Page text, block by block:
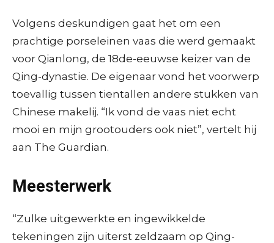
Volgens deskundigen gaat het om een
prachtige porseleinen vaas die werd gemaakt
voor Qianlong, de 18de-eeuwse keizer van de
Qing-dynastie. De eigenaar vond het voorwerp
toevallig tussen tientallen andere stukken van
Chinese makelij. “Ik vond de vaas niet echt
mooi en mijn grootouders ook niet”, vertelt hij
aan The Guardian.
Meesterwerk
“Zulke uitgewerkte en ingewikkelde
tekeningen zijn uiterst zeldzaam op Qing-